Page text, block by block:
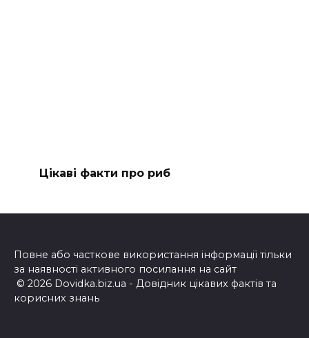
Цікаві факти про риб
Повне або часткове використання інформації тільки
за наявності активного посилання на сайт
© 2026 Dovidka.biz.ua - Довідник цікавих фактів та
корисних знань